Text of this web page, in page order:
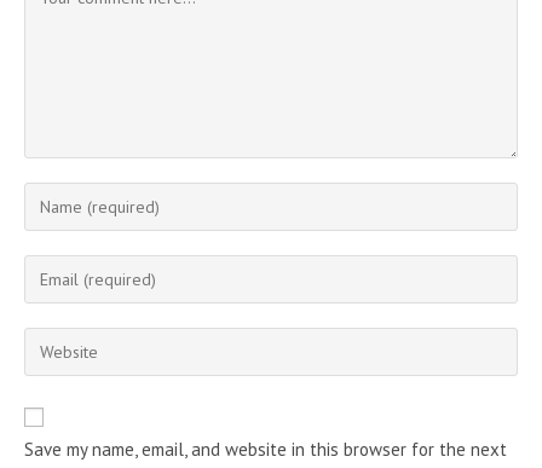
Enter
your
name
comment
Enter
your
email
address
Enter
your
URL
(optional)
Save my name, email, and website in this browser for the next